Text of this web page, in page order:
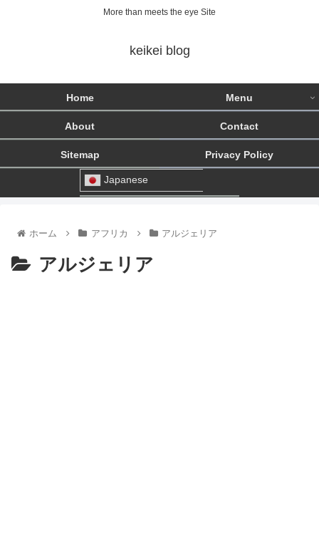
More than meets the eye Site
keikei blog
Home Menu
About Contact
Sitemap Privacy Policy
Japanese
ホーム アフリカ アルジェリア
アルジェリア